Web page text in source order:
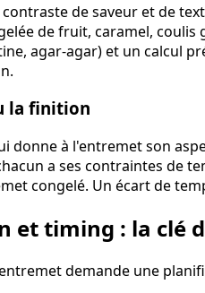
de saveur et de
de fruit, caramel,
agar-agar) et un calcul
la finition
donne à l'entremet son
a ses contraintes de
congelé. Un écart de
et timing : la clé
demande une